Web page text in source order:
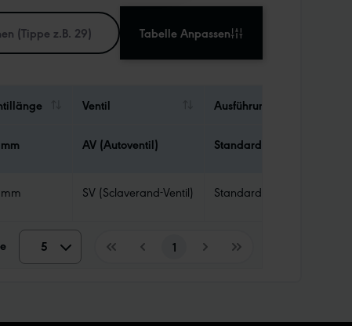
Tabelle Anpassen
Ventil Ausführung Schlauch
AV (Autoventil) Standard
SV (Sclaverand-Ventil) Standard
5 5 1